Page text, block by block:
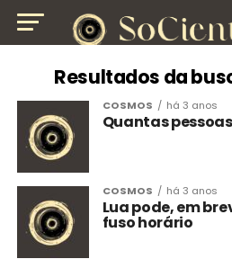
Resultados da
COSMOS há 3 anos
Quantas
COSMOS há 3 anos
Lua pode, em
fuso horário